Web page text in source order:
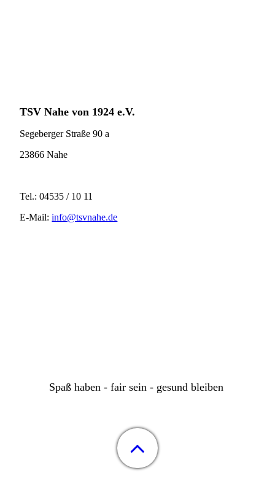
TSV Nahevon 1924 e.V.
Segeberger Straße 90 a
23866 Nahe
Tel.: 04535 / 10 11
E-Mail:info@tsvnahe.de
Spaß haben - fair sein - gesund bleiben